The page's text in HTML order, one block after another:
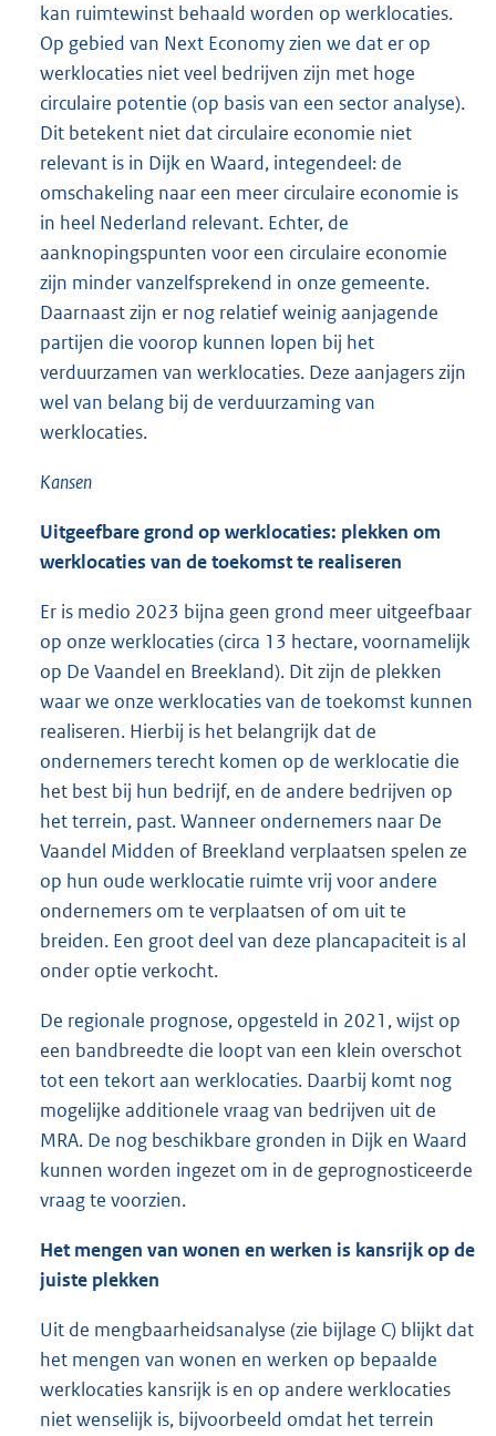
kan ruimtewinst behaald worden op werklocaties.
Op gebied van Next Economy zien we dat er op
werklocaties niet veel bedrijven zijn met hoge
circulaire potentie (op basis van een sector analyse).
Dit betekent niet dat circulaire economie niet
relevant is in Dijk en Waard, integendeel: de
omschakeling naar een meer circulaire economie is
in heel Nederland relevant. Echter, de
aanknopingspunten voor een circulaire economie
zijn minder vanzelfsprekend in onze gemeente.
Daarnaast zijn er nog relatief weinig aanjagende
partijen die voorop kunnen lopen bij het
verduurzamen van werklocaties. Deze aanjagers zijn
wel van belang bij de verduurzaming van
werklocaties.
Kansen
Uitgeefbare grond op werklocaties: plekken om
werklocaties van de toekomst te realiseren
Er is medio 2023 bijna geen grond meer uitgeefbaar
op onze werklocaties (circa 13 hectare, voornamelijk
op De Vaandel en Breekland). Dit zijn de plekken
waar we onze werklocaties van de toekomst kunnen
realiseren. Hierbij is het belangrijk dat de
ondernemers terecht komen op de werklocatie die
het best bij hun bedrijf, en de andere bedrijven op
het terrein, past. Wanneer ondernemers naar De
Vaandel Midden of Breekland verplaatsen spelen ze
op hun oude werklocatie ruimte vrij voor andere
ondernemers om te verplaatsen of om uit te
breiden. Een groot deel van deze plancapaciteit is al
onder optie verkocht.
De regionale prognose, opgesteld in 2021, wijst op
een bandbreedte die loopt van een klein overschot
tot een tekort aan werklocaties. Daarbij komt nog
mogelijke additionele vraag van bedrijven uit de
MRA. De nog beschikbare gronden in Dijk en Waard
kunnen worden ingezet om in de geprognosticeerde
vraag te voorzien.
Het mengen van wonen en werken is kansrijk op de
juiste plekken
Uit de mengbaarheidsanalyse (zie bijlage C) blijkt dat
het mengen van wonen en werken op bepaalde
werklocaties kansrijk is en op andere werklocaties
niet wenselijk is, bijvoorbeeld omdat het terrein